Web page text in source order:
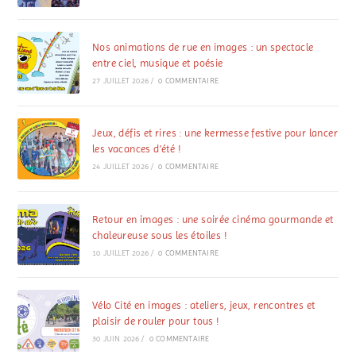
Nos animations de rue en images : un spectacle
entre ciel, musique et poésie
27 JUILLET 2026 / 0 COMMENTAIRE
Jeux, défis et rires : une kermesse festive pour lancer
les vacances d’été !
24 JUILLET 2026 / 0 COMMENTAIRE
Retour en images : une soirée cinéma gourmande et
chaleureuse sous les étoiles !
10 JUILLET 2026 / 0 COMMENTAIRE
Vélo Cité en images : ateliers, jeux, rencontres et
plaisir de rouler pour tous !
30 JUIN 2026 / 0 COMMENTAIRE